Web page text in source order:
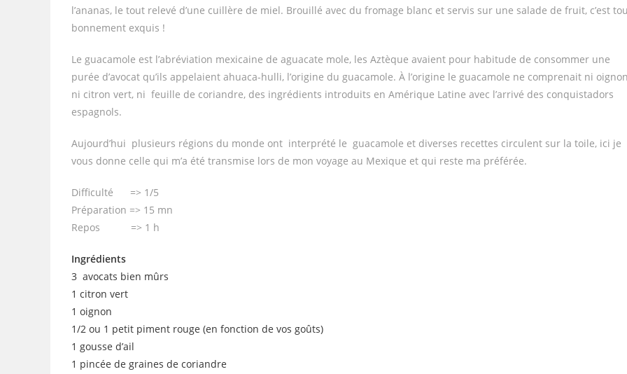
l’ananas, le tout relevé d’une cuillère de miel. Brouillé avec du fromage blanc et servis sur une salade de fruit, c’est
bonnement exquis !
Le guacamole est l’abréviation mexicaine de aguacate mole, les Aztèque avaient pour habitude de consommer une
purée d’avocat qu’ils appelaient ahuaca-hulli, l’origine du guacamole. À l’origine le guacamole ne comprenait ni
ni citron vert, ni feuille de coriandre, des ingrédients introduits en Amérique Latine avec l’arrivé des conquistadors
espagnols.
Aujourd’hui plusieurs régions du monde ont interprété le guacamole et diverses recettes circulent sur la toile, ici je
vous donne celle qui m’a été transmise lors de mon voyage au Mexique et qui reste ma préférée.
Difficulté => 1/5
Préparation => 15 mn
Repos => 1 h
Ingrédients
3 avocats bien mûrs
1 citron vert
1 oignon
1/2 ou 1 petit piment rouge (en fonction de vos goûts)
1 gousse d’ail
1 pincée de graines de coriandre